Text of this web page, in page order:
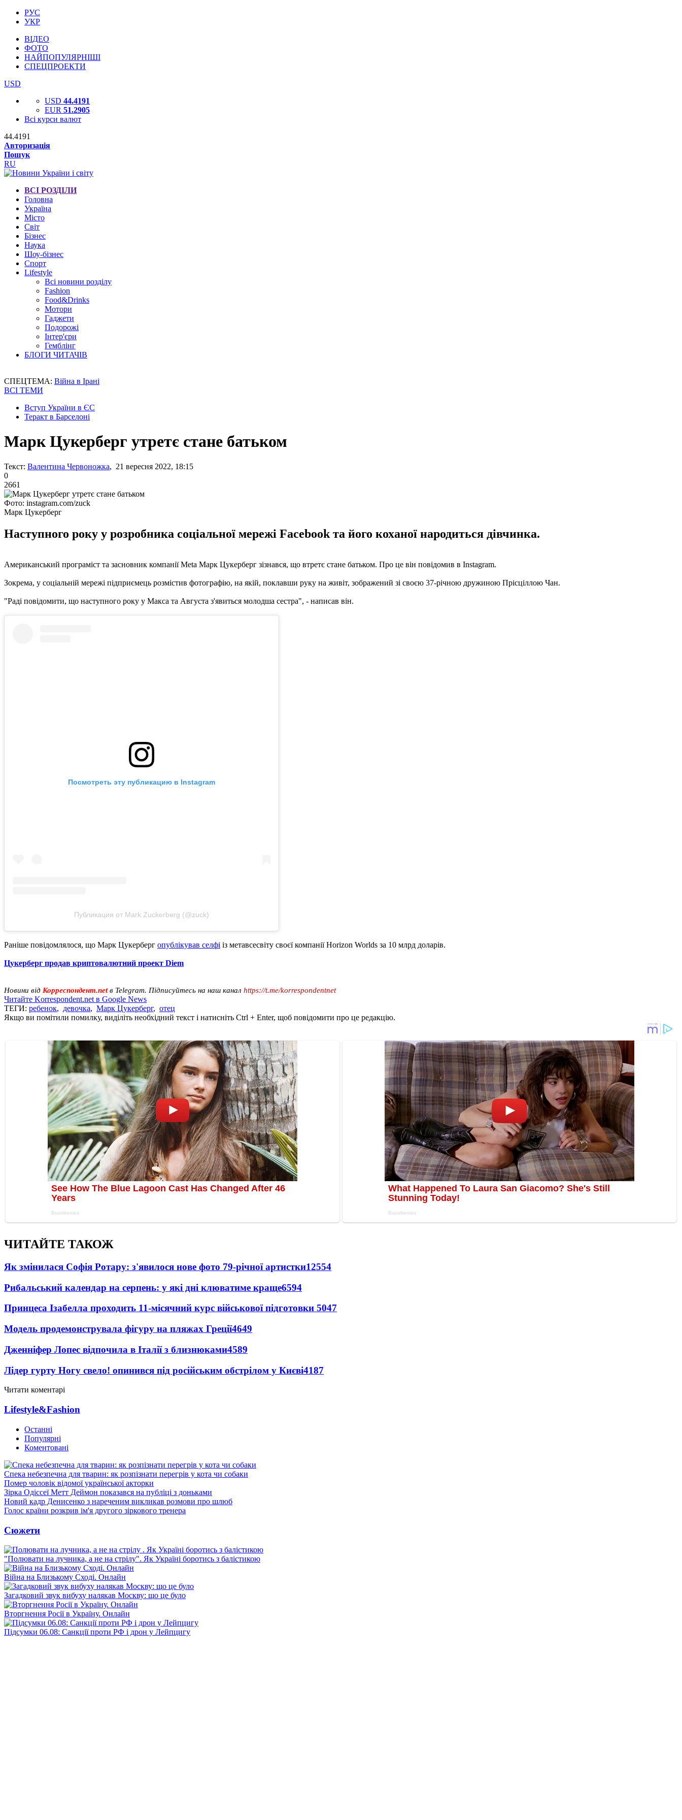
РУС
УКР
ВІДЕО
ФОТО
НАЙПОПУЛЯРНІШІ
СПЕЦПРОЕКТИ
USD
USD 44.4191
EUR 51.2905
Всі курси валют
44.4191
Авторизація
Пошук
RU
ВСІ РОЗДІЛИ
Головна
Україна
Місто
Світ
Бізнес
Наука
Шоу-бізнес
Спорт
Lifestyle
Всі новини розділу
Fashion
Food&Drinks
Мотори
Гаджети
Подорожі
Інтер'єри
Гемблінг
БЛОГИ ЧИТАЧІВ
СПЕЦТЕМА: Війна в Ірані
ВСІ ТЕМИ
Вступ України в ЄС
Теракт в Барселоні
Марк Цукерберг утретє стане батьком
Текст: Валентина Червоножка, 21 вересня 2022, 18:15
0
2661
Фото: instagram.com/zuck
Марк Цукерберг
Наступного року у розробника соціальної мережі Facebook та його коханої народиться дівчинка.
Американський програміст та засновник компанії Meta Марк Цукерберг зізнався, що втретє стане батьком. Про це він повідомив в Instagram.
Зокрема, у соціальній мережі підприємець розмістив фотографію, на якій, поклавши руку на живіт, зображений зі своєю 37-річною дружиною Прісціллою Чан.
"Раді повідомити, що наступного року у Макса та Августа з'явиться молодша сестра", - написав він.
Посмотреть эту публикацию в Instagram
Публикация от Mark Zuckerberg (@zuck)
Раніше повідомлялося, що Марк Цукерберг опублікував селфі із метавсесвіту своєї компанії Horizon Worlds за 10 млрд доларів.
Цукерберг продав криптовалютний проект Diem
Новини від Корреспондент.netв Telegram. Підписуйтесь на наш канал https://t.me/korrespondentnet
Читайте Korrespondent.net в Google News
ТЕГИ: ребенок, девочка, Марк Цукерберг, отец
Якщо ви помітили помилку, виділіть необхідний текст і натисніть Ctrl + Enter, щоб повідомити про це редакцію.
ЧИТАЙТЕ ТАКОЖ
Як змінилася Софія Ротару: з'явилося нове фото 79-річної артистки12554
Рибальський календар на серпень: у які дні клюватиме краще6594
Принцеса Ізабелла проходить 11-місячний курс військової підготовки 5047
Модель продемонструвала фігуру на пляжах Греції4649
Дженніфер Лопес відпочила в Італії з близнюками4589
Лідер гурту Ногу свело! опинився під російським обстрілом у Києві4187
Читати коментарі
Lifestyle&Fashion
Останні
Популярні
Коментовані
Спека небезпечна для тварин: як розпізнати перегрів у кота чи собаки
Помер чоловік відомої української акторки
Зірка Одіссеї Метт Деймон показався на публіці з доньками
Новий кадр Денисенко з нареченим викликав розмови про шлюб
Голос країни розкрив ім'я другого зіркового тренера
Сюжети
"Полювати на лучника, а не на стрілу". Як Україні боротись з балістикою
Війна на Близькому Сході. Онлайн
Загадковий звук вибуху налякав Москву: що це було
Вторгнення Росії в Україну. Онлайн
Підсумки 06.08: Санкції проти РФ і дрон у Лейпцигу